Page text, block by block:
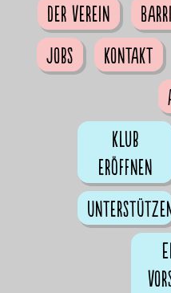
Der Verein
Jobs
Kontakt
Klub
eröffnen